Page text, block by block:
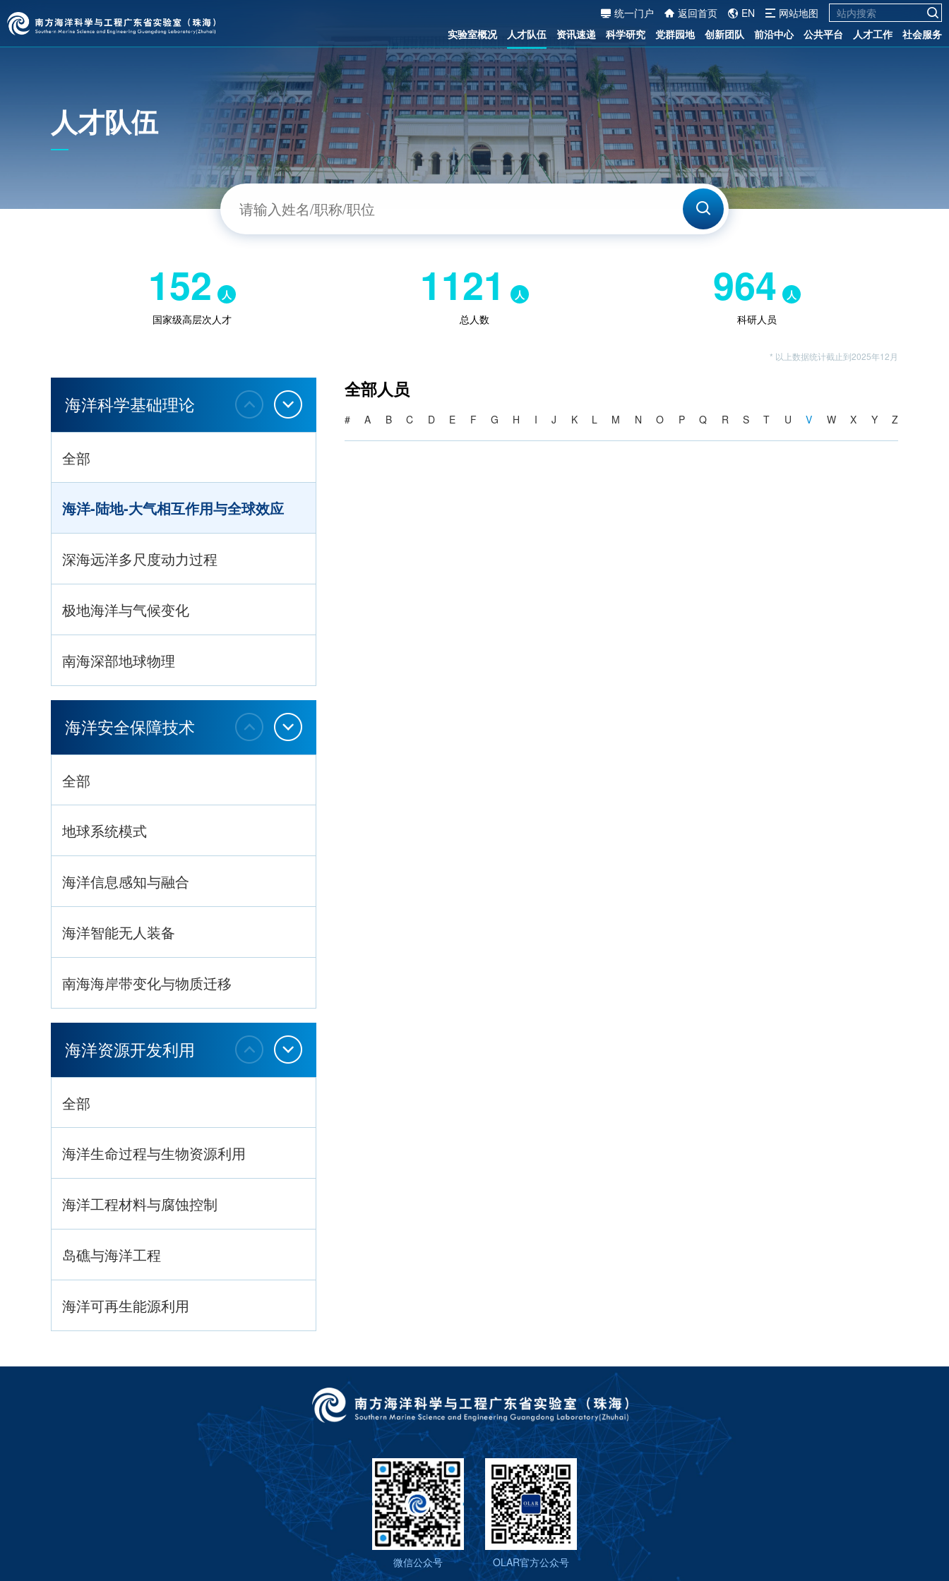
统一门户 返回首页 EN
网站地图
实验室概况
人才队伍 资讯速递 科学研究 党群园地 创新团队 前沿中心 公共平台 人才工作 社会服务
人才队伍
152
人
国家级高层次人才
1121
人
总人数
964
人
科研人员
* 以上数据统计截止到2025年12月
海洋科学基础理论
全部
海洋-陆地-大气相互作用与全球效应
深海远洋多尺度动力过程
极地海洋与气候变化
南海深部地球物理
海洋安全保障技术
全部
地球系统模式
海洋信息感知与融合
海洋智能无人装备
南海海岸带变化与物质迁移
海洋资源开发利用
全部
海洋生命过程与生物资源利用
海洋工程材料与腐蚀控制
岛礁与海洋工程
海洋可再生能源利用
全部人员
# A B C D E F G H I J K L M N O P Q R S T U V W X Y Z
微信公众号 OLAR官方公众号